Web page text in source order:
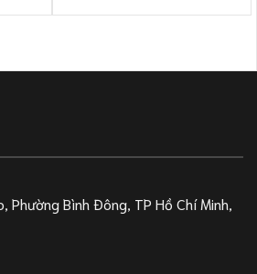
Bình Đông, TP Hồ Chí Minh,